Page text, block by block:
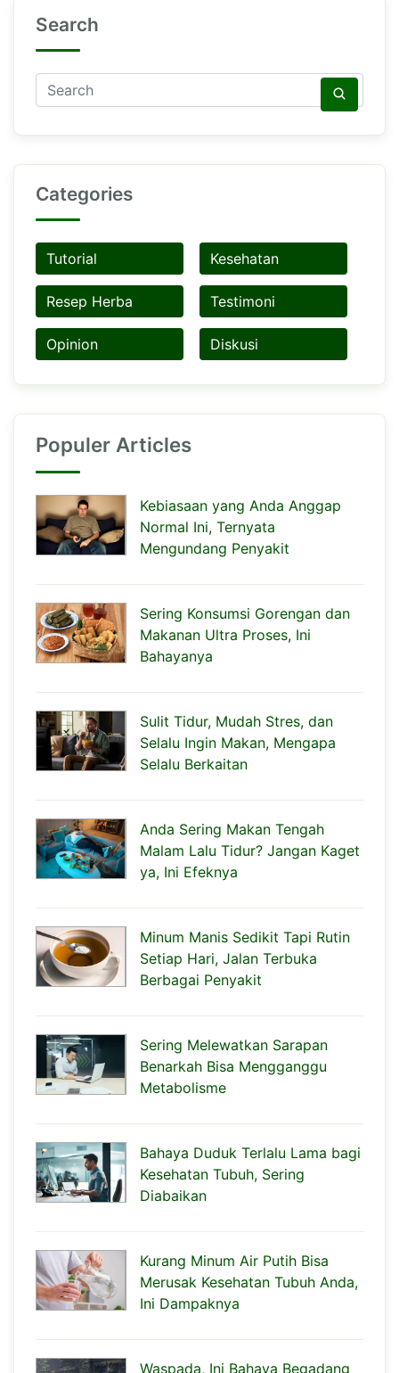
Search
Categories
Tutorial Kesehatan
Resep Herba Testimoni
Opinion Diskusi
Populer Articles
Kebiasaan yang Anda Anggap
Normal Ini, Ternyata
Mengundang Penyakit
Sering Konsumsi Gorengan dan
Makanan Ultra Proses, Ini
Bahayanya
Sulit Tidur, Mudah Stres, dan
Selalu Ingin Makan, Mengapa
Selalu Berkaitan
Anda Sering Makan Tengah
Malam Lalu Tidur? Jangan Kaget
ya, Ini Efeknya
Minum Manis Sedikit Tapi Rutin
Setiap Hari, Jalan Terbuka
Berbagai Penyakit
Sering Melewatkan Sarapan
Benarkah Bisa Mengganggu
Metabolisme
Bahaya Duduk Terlalu Lama bagi
Kesehatan Tubuh, Sering
Diabaikan
Kurang Minum Air Putih Bisa
Merusak Kesehatan Tubuh Anda,
Ini Dampaknya
Waspada, Ini Bahaya Begadang